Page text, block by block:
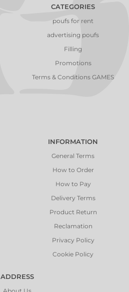
CATEGORIES
poufs for rent
advertising poufs
Filling
Promotions
Terms & Conditions GAMES
INFORMATION
General Terms
How to Order
How to Pay
Delivery Terms
Product Return
Reclamation
Privacy Policy
Cookie Policy
ADDRESS